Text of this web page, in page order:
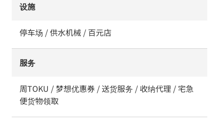
设施
停车场 / 供水机械 / 百元店
服务
周TOKU / 梦想优惠券 / 送货服务 / 收纳代理 / 宅急
便货物领取